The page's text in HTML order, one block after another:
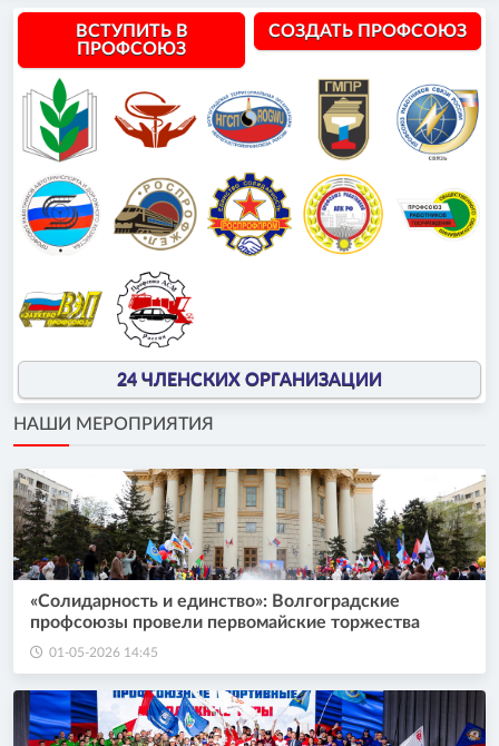
ВСТУПИТЬ В
ПРОФСОЮЗ
СОЗДАТЬ ПРОФСОЮЗ
24 ЧЛЕНСКИХ ОРГАНИЗАЦИИ
НАШИ МЕРОПРИЯТИЯ
«Солидарность и единство»: Волгоградские
профсоюзы провели первомайские торжества
01-05-2026 14:45